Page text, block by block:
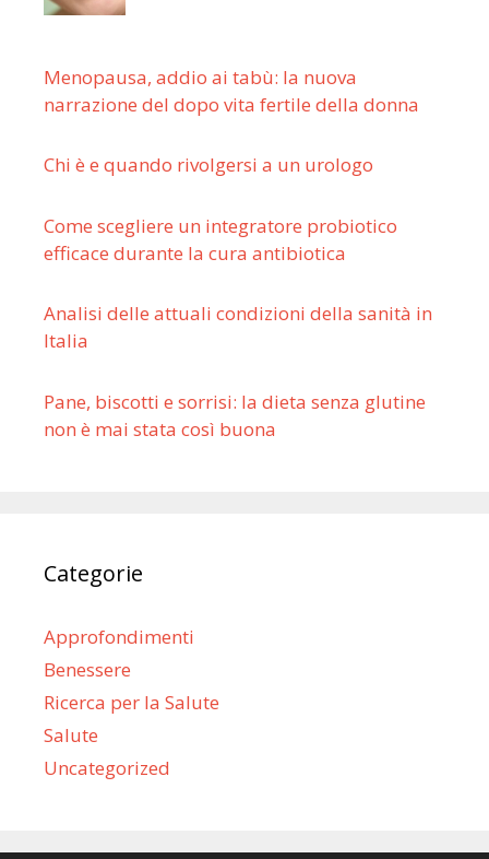
Menopausa, addio ai tabù: la nuova
narrazione del dopo vita fertile della donna
Chi è e quando rivolgersi a un urologo
Come scegliere un integratore probiotico
efficace durante la cura antibiotica
Analisi delle attuali condizioni della sanità in
Italia
Pane, biscotti e sorrisi: la dieta senza glutine
non è mai stata così buona
Categorie
Approfondimenti
Benessere
Ricerca per la Salute
Salute
Uncategorized